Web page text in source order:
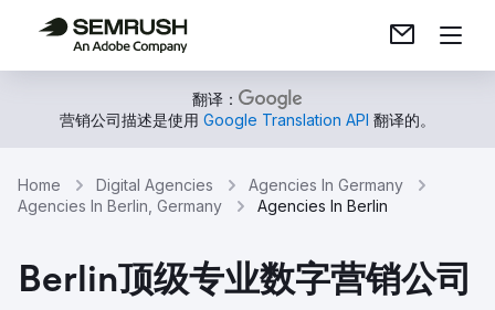
翻译：
营销公司描述是使用 Google Translation API 翻译的。
Home Digital Agencies
Agencies In Germany
Agencies In Berlin, Germany
Agencies In Berlin
Berlin顶级专业数字营销公司